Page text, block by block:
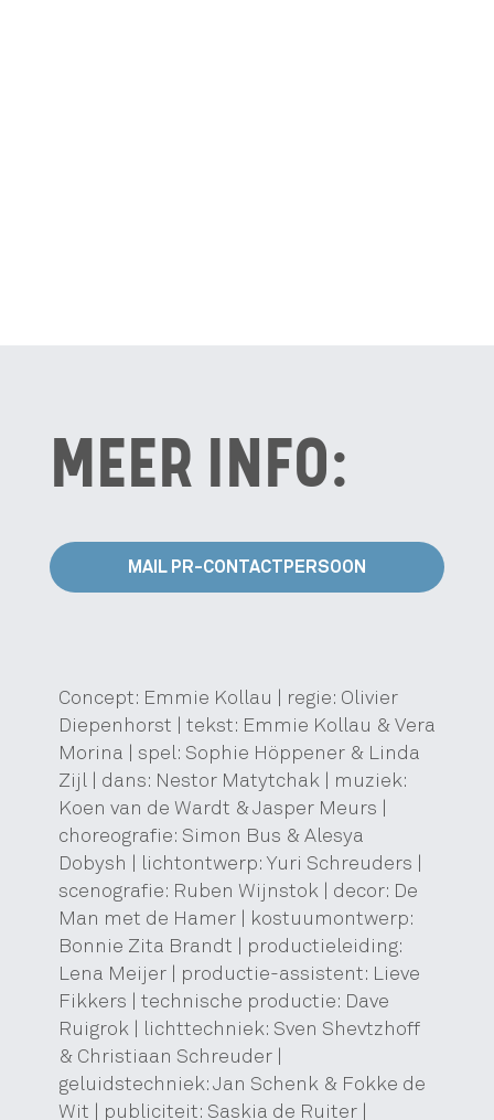
Concept: Emmie Kollau | regie: Olivier
Diepenhorst | tekst: Emmie Kollau & Vera
Morina | spel: Sophie Höppener & Linda
Zijl | dans: Nestor Matytchak | muziek:
Koen van de Wardt & Jasper Meurs |
choreografie: Simon Bus & Alesya
Dobysh | lichtontwerp: Yuri Schreuders |
scenografie: Ruben Wijnstok | decor: De
Man met de Hamer | kostuumontwerp:
Bonnie Zita Brandt | productieleiding:
Lena Meijer | productie-assistent: Lieve
Fikkers | technische productie: Dave
Ruigrok | lichttechniek: Sven Shevtzhoff
& Christiaan Schreuder |
geluidstechniek: Jan Schenk & Fokke de
Wit | publiciteit: Saskia de Ruiter |
MEER INFO:
MAIL PR-CONTACTPERSOON